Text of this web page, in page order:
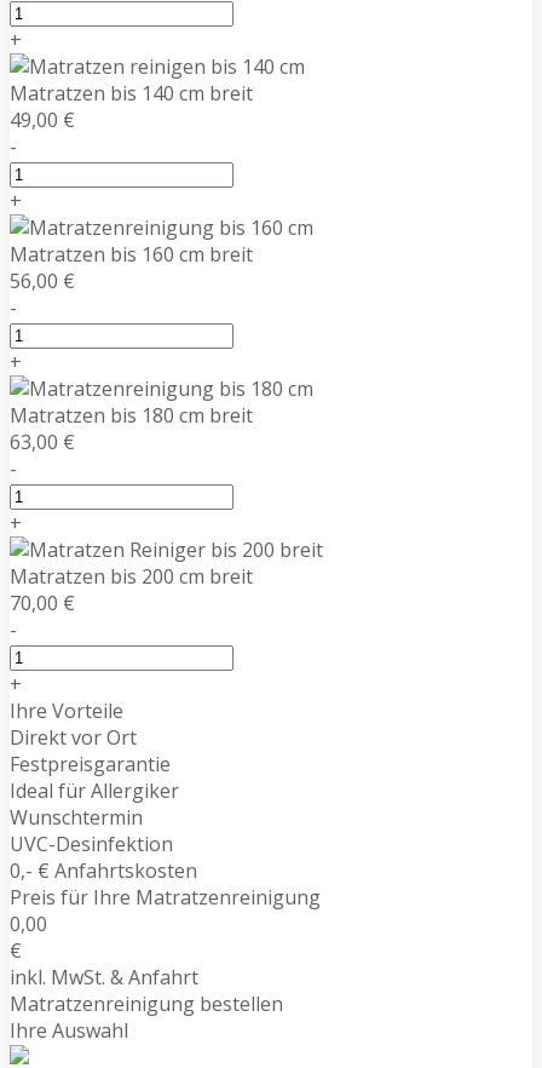
+
Matratzen bis 140 cm breit
49,00 €
-
+
Matratzen bis 160 cm breit
56,00 €
-
+
Matratzen bis 180 cm breit
63,00 €
-
+
Matratzen bis 200 cm breit
70,00 €
-
+
Ihre Vorteile
Direkt vor Ort
Festpreisgarantie
Ideal für Allergiker
Wunschtermin
UVC-Desinfektion
0,- € Anfahrtskosten
Preis für Ihre Matratzenreinigung
0,00
€
inkl. MwSt. & Anfahrt
Matratzenreinigung bestellen
Ihre Auswahl